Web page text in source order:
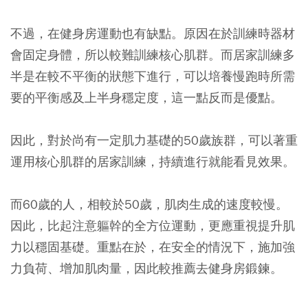
不過，在健身房運動也有缺點。原因在於訓練時器材
會固定身體，所以較難訓練核心肌群。而居家訓練多
半是在較不平衡的狀態下進行，可以培養慢跑時所需
要的平衡感及上半身穩定度，這一點反而是優點。
因此，對於尚有一定肌力基礎的50歲族群，可以著重
運用核心肌群的居家訓練，持續進行就能看見效果。
而60歲的人，相較於50歲，肌肉生成的速度較慢。
因此，比起注意軀幹的全方位運動，更應重視提升肌
力以穩固基礎。重點在於，在安全的情況下，施加強
力負荷、增加肌肉量，因此較推薦去健身房鍛鍊。